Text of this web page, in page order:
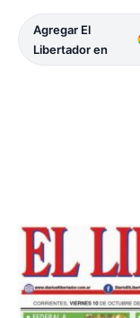
Agregar El
Libertador en